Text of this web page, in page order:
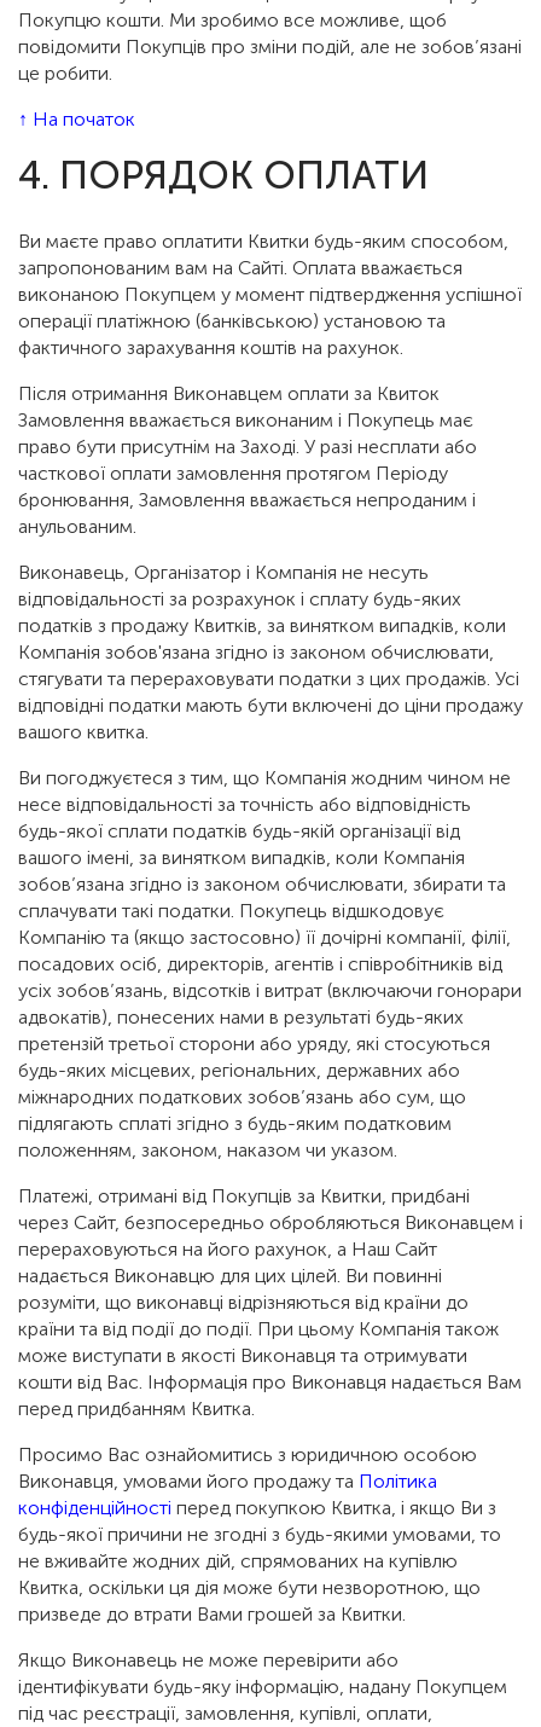
Покупцю кошти. Ми зробимо все можливе, щоб
повідомити Покупців про зміни подій, але не зобов’язані
це робити.
↑ На початок
4. ПОРЯДОК ОПЛАТИ
Ви маєте право оплатити Квитки будь-яким способом,
запропонованим вам на Сайті. Оплата вважається
виконаною Покупцем у момент підтвердження успішної
операції платіжною (банківською) установою та
фактичного зарахування коштів на рахунок.
Після отримання Виконавцем оплати за Квиток
Замовлення вважається виконаним і Покупець має
право бути присутнім на Заході. У разі несплати або
часткової оплати замовлення протягом Періоду
бронювання, Замовлення вважається непроданим і
анульованим.
Виконавець, Організатор і Компанія не несуть
відповідальності за розрахунок і сплату будь-яких
податків з продажу Квитків, за винятком випадків, коли
Компанія зобов'язана згідно із законом обчислювати,
стягувати та перераховувати податки з цих продажів. Усі
відповідні податки мають бути включені до ціни продажу
вашого квитка.
Ви погоджуєтеся з тим, що Компанія жодним чином не
несе відповідальності за точність або відповідність
будь-якої сплати податків будь-якій організації від
вашого імені, за винятком випадків, коли Компанія
зобов’язана згідно із законом обчислювати, збирати та
сплачувати такі податки. Покупець відшкодовує
Компанію та (якщо застосовно) її дочірні компанії, філії,
посадових осіб, директорів, агентів і співробітників від
усіх зобов’язань, відсотків і витрат (включаючи гонорари
адвокатів), понесених нами в результаті будь-яких
претензій третьої сторони або уряду, які стосуються
будь-яких місцевих, регіональних, державних або
міжнародних податкових зобов’язань або сум, що
підлягають сплаті згідно з будь-яким податковим
положенням, законом, наказом чи указом.
Платежі, отримані від Покупців за Квитки, придбані
через Сайт, безпосередньо обробляються Виконавцем і
перераховуються на його рахунок, а Наш Сайт
надається Виконавцю для цих цілей. Ви повинні
розуміти, що виконавці відрізняються від країни до
країни та від події до події. При цьому Компанія також
може виступати в якості Виконавця та отримувати
кошти від Вас. Інформація про Виконавця надається Вам
перед придбанням Квитка.
Просимо Вас ознайомитись з юридичною особою
Виконавця, умовами його продажу та Політика
конфіденційності перед покупкою Квитка, і якщо Ви з
будь-якої причини не згодні з будь-якими умовами, то
не вживайте жодних дій, спрямованих на купівлю
Квитка, оскільки ця дія може бути незворотною, що
призведе до втрати Вами грошей за Квитки.
Якщо Виконавець не може перевірити або
ідентифікувати будь-яку інформацію, надану Покупцем
під час реєстрації, замовлення, купівлі, оплати,